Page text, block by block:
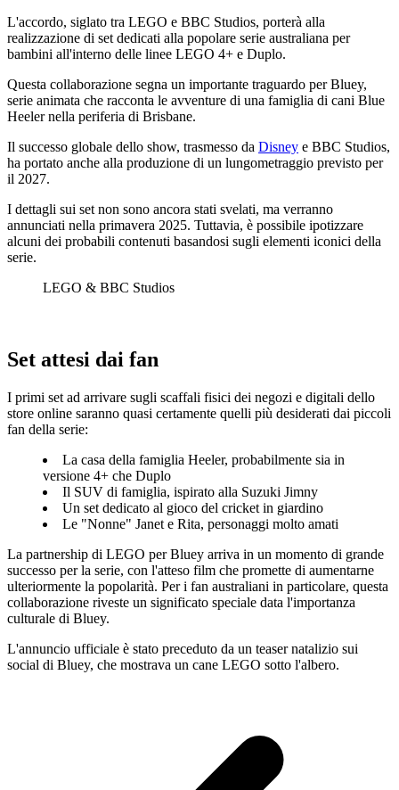
L'accordo, siglato tra LEGO e BBC Studios, porterà alla
realizzazione di set dedicati alla popolare serie australiana per
bambini all'interno delle linee LEGO 4+ e Duplo.
Questa collaborazione segna un importante traguardo per Bluey,
serie animata che racconta le avventure di una famiglia di cani Blue
Heeler nella periferia di Brisbane.
Il successo globale dello show, trasmesso da Disney e BBC Studios,
ha portato anche alla produzione di un lungometraggio previsto per
il 2027.
I dettagli sui set non sono ancora stati svelati, ma verranno
annunciati nella primavera 2025. Tuttavia, è possibile ipotizzare
alcuni dei probabili contenuti basandosi sugli elementi iconici della
serie.
LEGO & BBC Studios
Set attesi dai fan
I primi set ad arrivare sugli scaffali fisici dei negozi e digitali dello
store online saranno quasi certamente quelli più desiderati dai piccoli
fan della serie:
La casa della famiglia Heeler, probabilmente sia in
versione 4+ che Duplo
Il SUV di famiglia, ispirato alla Suzuki Jimny
Un set dedicato al gioco del cricket in giardino
Le "Nonne" Janet e Rita, personaggi molto amati
La partnership di LEGO per Bluey arriva in un momento di grande
successo per la serie, con l'atteso film che promette di aumentarne
ulteriormente la popolarità. Per i fan australiani in particolare, questa
collaborazione riveste un significato speciale data l'importanza
culturale di Bluey.
L'annuncio ufficiale è stato preceduto da un teaser natalizio sui
social di Bluey, che mostrava un cane LEGO sotto l'albero.